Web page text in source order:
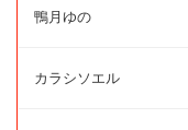
鴨月ゆの
カラシソエル